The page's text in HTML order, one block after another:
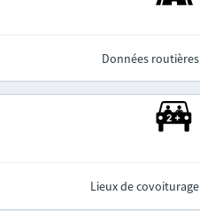
Données routières
Lieux de covoiturage